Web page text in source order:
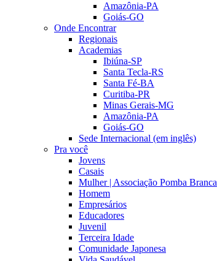
Amazônia-PA
Goiás-GO
Onde Encontrar
Regionais
Academias
Ibiúna-SP
Santa Tecla-RS
Santa Fé-BA
Curitiba-PR
Minas Gerais-MG
Amazônia-PA
Goiás-GO
Sede Internacional (em inglês)
Pra você
Jovens
Casais
Mulher | Associação Pomba Branca
Homem
Empresários
Educadores
Juvenil
Terceira Idade
Comunidade Japonesa